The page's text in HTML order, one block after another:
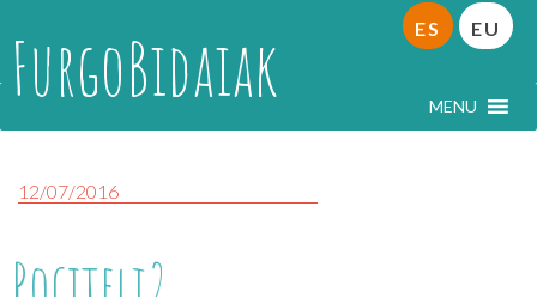
FurgoBidaiak MENU
ES EU
12/07/2016